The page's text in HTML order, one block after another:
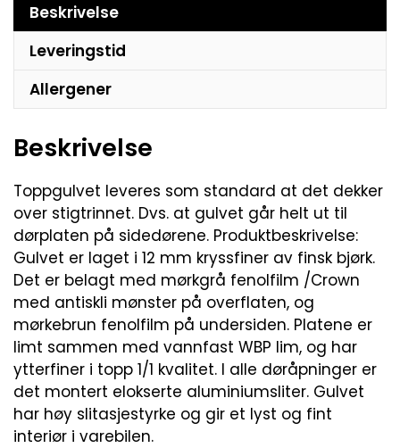
Beskrivelse
Leveringstid
Allergener
Beskrivelse
Toppgulvet leveres som standard at det dekker
over stigtrinnet. Dvs. at gulvet går helt ut til
dørplaten på sidedørene. Produktbeskrivelse:
Gulvet er laget i 12 mm kryssfiner av finsk bjørk.
Det er belagt med mørkgrå fenolfilm /Crown
med antiskli mønster på overflaten, og
mørkebrun fenolfilm på undersiden. Platene er
limt sammen med vannfast WBP lim, og har
ytterfiner i topp 1/1 kvalitet. I alle døråpninger er
det montert elokserte aluminiumsliter. Gulvet
har høy slitasjestyrke og gir et lyst og fint
interiør i varebilen.